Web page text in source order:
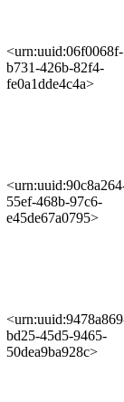
<urn:uuid:06f0068f-
b731-426b-82f4-
fe0a1dde4c4a>
55ef-468b-97c6-
e45de67a0795>
bd25-45d5-9465-
50dea9ba928c>